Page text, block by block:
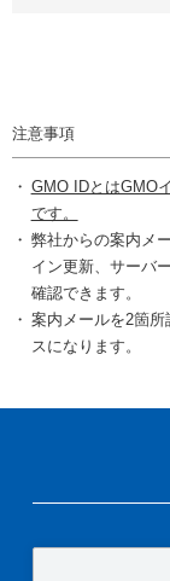
注意事項
GMO IDとはGMO
です。
弊社からの案内メ
イン更新、サーバ
確認できます。
案内メールを2箇
スになります。